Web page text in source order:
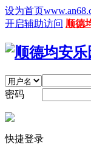
设为首页
开启辅助访问 顺德
密码
快捷登录